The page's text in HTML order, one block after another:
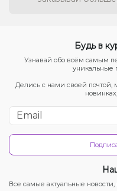
Будь в
Узнавай обо всём самым
уникальные
Делись с нами своей почтой,
Все самые актуальные